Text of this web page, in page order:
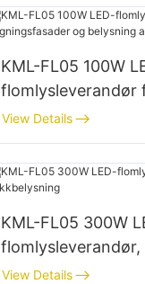
KML-FL05 100W
flomlysleverandør
bygningsfasader
av byggeplasser
View Details
KML-FL05 300W
dokkbelysning
View Details